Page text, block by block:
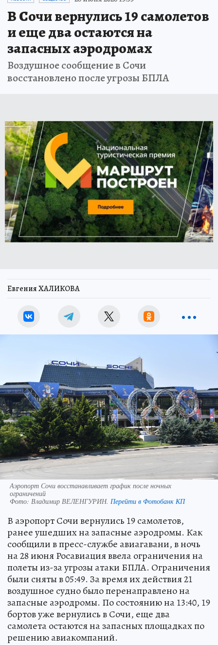
В Сочи вернулись 19 самолетов
и еще два остаются на
запасных аэродромах
Воздушное сообщение в Сочи
восстановлено после угрозы БПЛА
Евгения ХАЛИКОВА
Аэропорт Сочи восстанавливает график после ночных
ограничений
Фото: Владимир ВЕЛЕНГУРИН. Перейти в Фотобанк КП
В аэропорт Сочи вернулись 19 самолетов,
ранее ушедших на запасные аэродромы. Как
сообщили в пресс-службе авиагавани, в ночь
на 28 июня Росавиация ввела ограничения на
полеты из-за угрозы атаки БПЛА. Ограничения
были сняты в 05:49. За время их действия 21
воздушное судно было перенаправлено на
запасные аэродромы. По состоянию на 13:40, 19
бортов уже вернулись в Сочи, еще два
самолета остаются на запасных площадках по
решению авиакомпаний.